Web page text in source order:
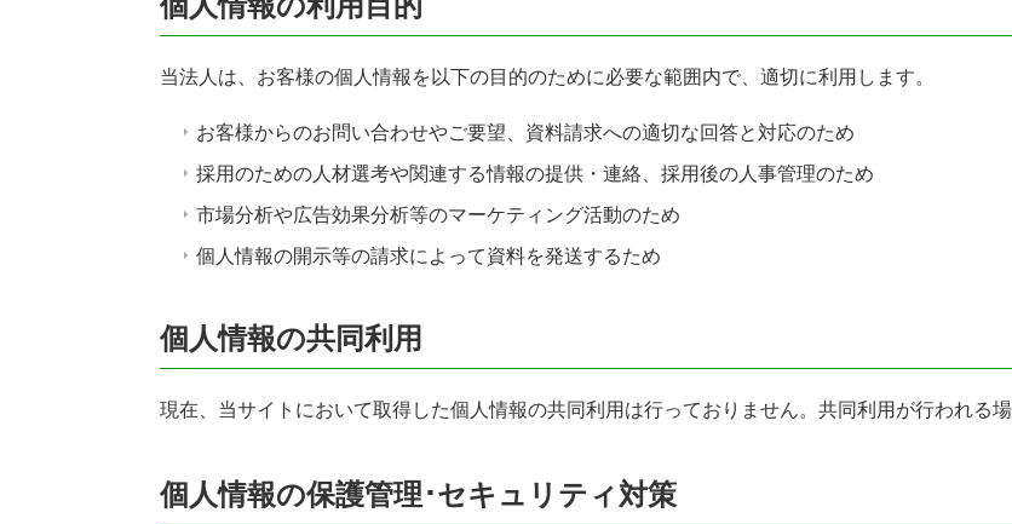
当法人は、お客様の個人情報を以下の目的のために必要な範囲内で、適切に利用します。
お客様からのお問い合わせやご要望、資料請求への適切な回答と対応のため
採用のための人材選考や関連する情報の提供・連絡、採用後の人事管理のため
市場分析や広告効果分析等のマーケティング活動のため
個人情報の開示等の請求によって資料を発送するため
個人情報の共同利用
現在、当サイトにおいて取得した個人情報の共同利用は行っておりません。共同利用が行われる
個人情報の保護管理･セキュリティ対策